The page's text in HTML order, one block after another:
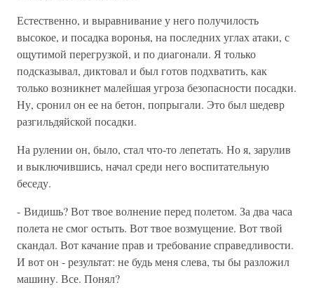
Естественно, и выравнивание у него получилость
высокое, и посадка воронья, на последних углах атаки, с
ощутимой перегрузкой, и по диагонали. Я только
подсказывал, диктовал и был готов подхватить, как
только возникнет малейшая угроза безопасности посадки.
Ну, сронил он ее на бетон, попрыгали. Это был шедевр
разгильдяйской посадки.
На рулении он, было, стал что-то лепетать. Но я, зарулив
и выключившись, начал среди него воспитательную
беседу.
- Видишь? Вот твое волнение перед полетом. За два часа
полета не смог остыть. Вот твое возмущение. Вот твой
скандал. Вот качание прав и требование справедливости.
И вот он - результат: не будь меня слева, ты бы разложил
машину. Все. Понял?